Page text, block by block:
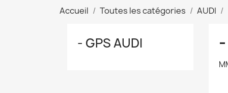
Accueil Toutes les catégories AUDI
- GPS AUDI